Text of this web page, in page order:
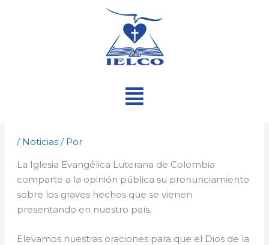
Menú
/ Noticias / Por
La Iglesia Evangélica Luterana de Colombia
comparte a la opinión pública su pronunciamiento
sobre los graves hechos que se vienen
presentando en nuestro país.
Elevamos nuestras oraciones para que el Dios de la